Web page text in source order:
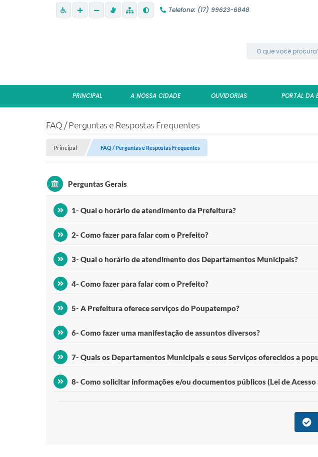
Telefone: (17) 99623-6848
PRINCIPAL A NOSSA CIDADE OUVIDORIAS PORTAL DA
FAQ / Perguntas e Respostas Frequentes
Principal FAQ / Perguntas e Respostas Frequentes
Perguntas Gerais
1- Qual o horário de atendimento da Prefeitura?
O horário de atendimento da Prefeitura é de Segunda à Sexta-feira – 08h00 às
(17)3445-1970; e-mail:prefeitura@americodecampos.sp.gov.br
2- Como fazer para falar com o Prefeito?
Normalmente, o Prefeito concilia sua agenda com os demais compromissos à
atendimento.
3- Qual o horário de atendimento dos Departamentos Municipais?
O horário atendimento Departamentos segue horário padrão Prefeitura, porém
Portal da Transparência: https://www.americodecampos.sp.gov.br/portal/secretarias
4- Como fazer para falar com o Prefeito?
Normalmente, o Prefeito concilia sua agenda com os demais compromissos à
atendimento.
5- A Prefeitura oferece serviços do Poupatempo?
Sim, localizado no Paço Municipal na Avenida Fortunato Ruza nº 270, Serviços:
Via de RG; *2ª Via de CNH; * CNH definitiva; * Renovação de CNH.
6- Como fazer uma manifestação de assuntos diversos?
Por e-mail: ouvidoria@americodecampos.sp.gov.br. Formulário Eletrônico: https://
https://www.americodecampos.sp.gov.br/ouvidoria-saude (exclusivo da saúde) e
7- Quais os Departamentos Municipais e seus Serviços oferecidos a
A respeito dos Departamentos Municipais e Serviços oferecidos acessar o Link:
8- Como solicitar informações e/ou documentos públicos (Lei de